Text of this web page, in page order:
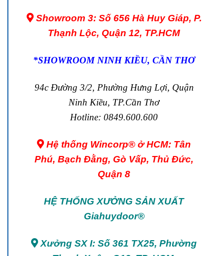
Showroom 3: Số 656 Hà Huy Giáp, P.
Thạnh Lộc, Quận 12, TP.HCM
*SHOWROOM NINH KIỀU, CẦN THƠ
94c Đường 3/2, Phường Hưng Lợi, Quận
Ninh Kiều, TP.Cần Thơ
Hotline: 0849.600.600
Hệ thống Wincorp® ở HCM: Tân
Phú, Bạch Đằng, Gò Vấp, Thủ Đức,
Quận 8
HỆ THỐNG XƯỞNG SẢN XUẤT
Giahuydoor®
Xưởng SX I: Số 361 TX25, Phường